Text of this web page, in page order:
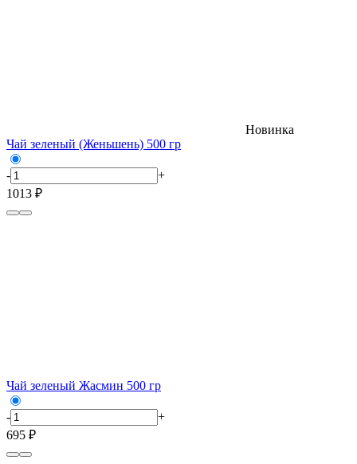
Новинка
Чай зеленый (Женьшень) 500 гр
-
+
1013 ₽
Чай зеленый Жасмин 500 гр
-
+
695 ₽